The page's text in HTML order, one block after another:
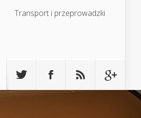
Transport i przeprowadzki